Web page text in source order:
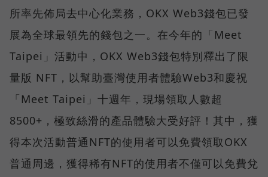
所率先佈局去中心化業務，OKX Web3錢包已發
展為全球最領先的錢包之一。在今年的「Meet
Taipei」活動中，OKX Web3錢包特別釋出了限
量版 NFT，以幫助臺灣使用者體驗Web3和慶祝
「Meet Taipei」十週年，現場領取人數超
8500+，極致絲滑的產品體驗大受好評！其中，獲
得本次活動普通NFT的使用者可以免費領取OKX
普通周邊，獲得稀有NFT的使用者不僅可以免費兌